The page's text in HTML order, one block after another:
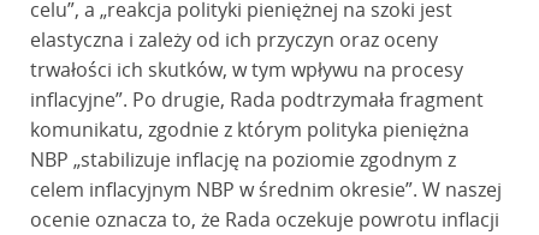
celu”, a „reakcja polityki pieniężnej na szoki jest
elastyczna i zależy od ich przyczyn oraz oceny
trwałości ich skutków, w tym wpływu na procesy
inflacyjne”. Po drugie, Rada podtrzymała fragment
komunikatu, zgodnie z którym polityka pieniężna
NBP „stabilizuje inflację na poziomie zgodnym z
celem inflacyjnym NBP w średnim okresie”. W naszej
ocenie oznacza to, że Rada oczekuje powrotu inflacji